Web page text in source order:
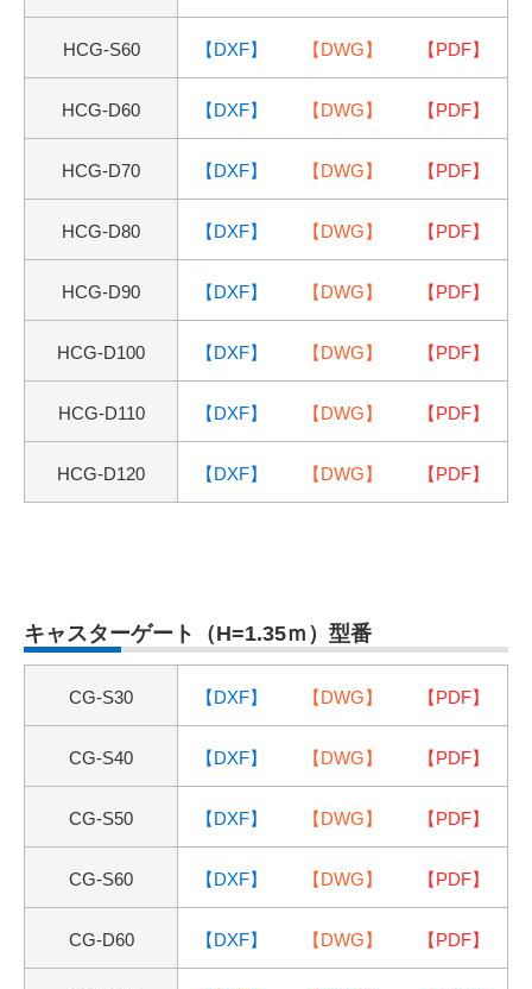
HCG-S60 【DXF】 【DWG】 【PDF】
HCG-D60 【DXF】 【DWG】 【PDF】
HCG-D70 【DXF】 【DWG】 【PDF】
HCG-D80 【DXF】 【DWG】 【PDF】
HCG-D90 【DXF】 【DWG】 【PDF】
HCG-D100 【DXF】 【DWG】 【PDF】
HCG-D110 【DXF】 【DWG】 【PDF】
HCG-D120 【DXF】 【DWG】 【PDF】
キャスターゲート（H=1.35ｍ）型番
CG-S30 【DXF】 【DWG】 【PDF】
CG-S40 【DXF】 【DWG】 【PDF】
CG-S50 【DXF】 【DWG】 【PDF】
CG-S60 【DXF】 【DWG】 【PDF】
CG-D60 【DXF】 【DWG】 【PDF】